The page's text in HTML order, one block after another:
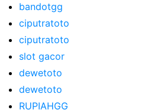
bandotgg
ciputratoto
ciputratoto
slot gacor
dewetoto
dewetoto
RUPIAHGG